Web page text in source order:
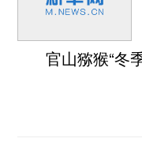
官山猕猴“冬